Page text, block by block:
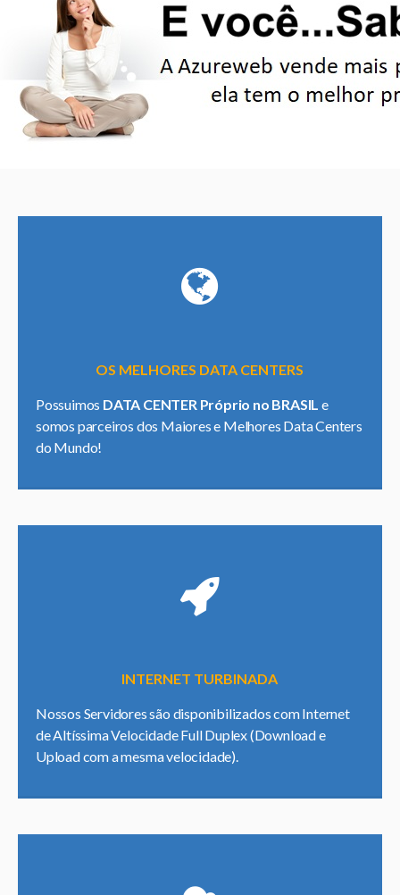
OS MELHORES DATA CENTERS
Possuimos DATA CENTER Próprio no BRASIL e
somos parceiros dos Maiores e Melhores Data Centers
do Mundo!
INTERNET TURBINADA
Nossos Servidores são disponibilizados com Internet
de Altíssima Velocidade Full Duplex (Download e
Upload com a mesma velocidade).